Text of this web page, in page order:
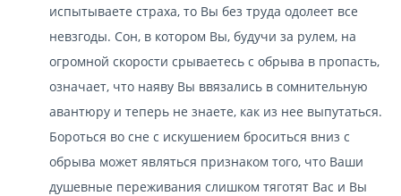
испытываете страха, то Вы без труда одолеет все
невзгоды. Сон, в котором Вы, будучи за рулем, на
огромной скорости срываетесь с обрыва в пропасть,
означает, что наяву Вы ввязались в сомнительную
авантюру и теперь не знаете, как из нее выпутаться.
Бороться во сне с искушением броситься вниз с
обрыва может являться признаком того, что Ваши
душевные переживания слишком тяготят Вас и Вы